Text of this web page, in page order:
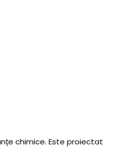
chimice. Este proiectat